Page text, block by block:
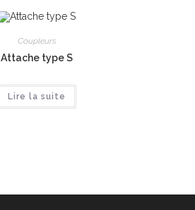
Coupleurs
Attache type S
Lire la suite